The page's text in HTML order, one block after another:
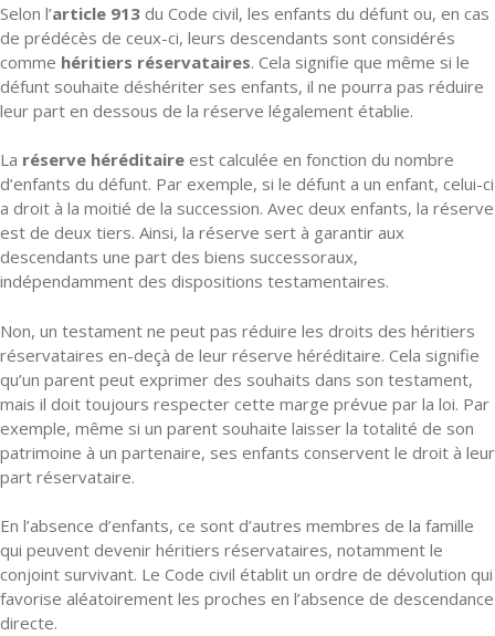
Selon l’article 913 du Code civil, les enfants du défunt ou, en cas
de prédécès de ceux-ci, leurs descendants sont considérés
comme héritiers réservataires. Cela signifie que même si le
défunt souhaite déshériter ses enfants, il ne pourra pas réduire
leur part en dessous de la réserve légalement établie.
La réserve héréditaire est calculée en fonction du nombre
d’enfants du défunt. Par exemple, si le défunt a un enfant, celui-ci
a droit à la moitié de la succession. Avec deux enfants, la réserve
est de deux tiers. Ainsi, la réserve sert à garantir aux
descendants une part des biens successoraux,
indépendamment des dispositions testamentaires.
Non, un testament ne peut pas réduire les droits des héritiers
réservataires en-deçà de leur réserve héréditaire. Cela signifie
qu’un parent peut exprimer des souhaits dans son testament,
mais il doit toujours respecter cette marge prévue par la loi. Par
exemple, même si un parent souhaite laisser la totalité de son
patrimoine à un partenaire, ses enfants conservent le droit à leur
part réservataire.
En l’absence d’enfants, ce sont d’autres membres de la famille
qui peuvent devenir héritiers réservataires, notamment le
conjoint survivant. Le Code civil établit un ordre de dévolution qui
favorise aléatoirement les proches en l’absence de descendance
directe.